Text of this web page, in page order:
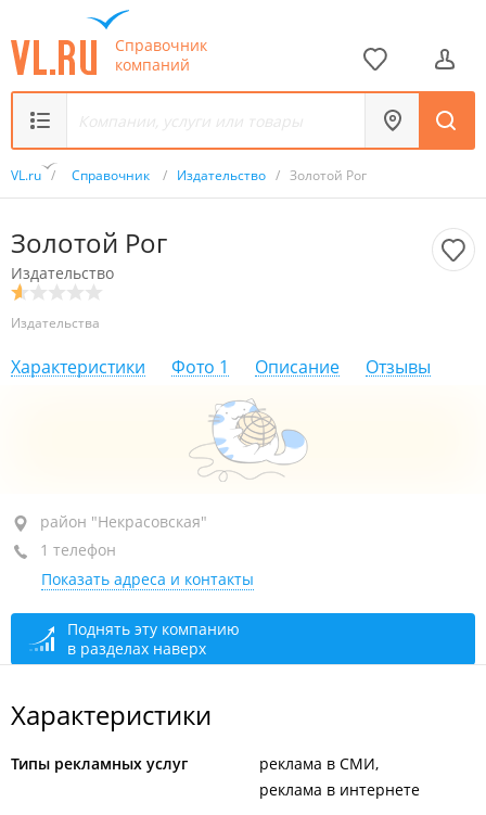
Справочник
компаний
VL.ru / Справочник / Издательство / Золотой Рог
Золотой Рог
Издательство
Издательства
Характеристики Фото 1 Описание Отзывы
район "Некрасовская", ул. Некрасовская, 36Б
БЦ "Pacific Office Center", 6-й этаж, оф. 606
+7 (423) 245-04-85
сегодня закрыто
район "Некрасовская"
1 телефон
Показать адреса и контакты
Поднять эту компанию
в разделах наверх
Характеристики
Типы рекламных услуг
реклама в СМИ
реклама в интернете